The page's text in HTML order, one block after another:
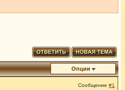
Опции
Сообщение#1